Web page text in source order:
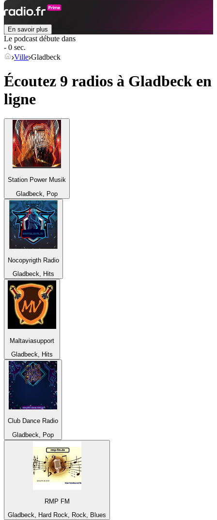
En savoir plus
Le podcast débute dans
- 0 sec.
Ville Gladbeck
Écoutez 9 radios à Gladbeck en
ligne
Station Power Musik
Gladbeck, Pop
Nocopyrigth Radio
Gladbeck, Hits
Maltaviasupport
Gladbeck, Hits
Club Dance Radio
Gladbeck, Pop
RMP FM
Gladbeck, Hard Rock, Rock, Blues